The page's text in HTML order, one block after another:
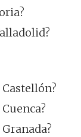
Castellón?